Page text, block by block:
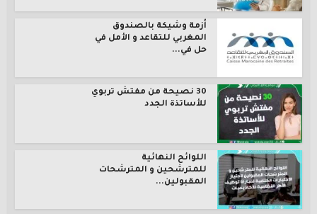
أزمة وشيكة بالصندوق
المغربي للتقاعد و الأمل في
حل في...
30 نصيحة من مفتش تربوي
للأساتذة الجدد
اللوائح النهائية
للمترشحين و المترشحات
المقبولين...